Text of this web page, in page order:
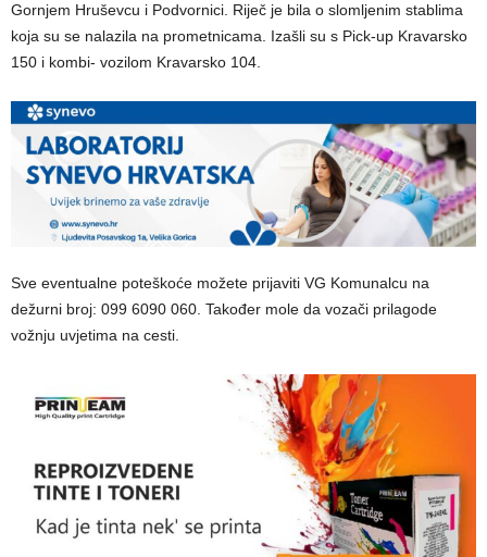
Gornjem Hruševcu i Podvornici. Riječ je bila o slomljenim stablima
koja su se nalazila na prometnicama. Izašli su s Pick-up Kravarsko
150 i kombi- vozilom Kravarsko 104.
Sve eventualne poteškoće možete prijaviti VG Komunalcu na
dežurni broj: 099 6090 060. Također mole da vozači prilagode
vožnju uvjetima na cesti.